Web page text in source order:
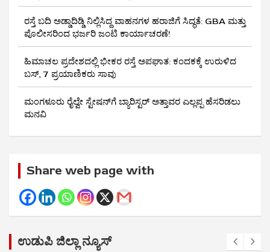
ರಸ್ತೆ ಬದಿ ಅಡ್ಡಾದಿಡ್ಡಿ ನಿಲ್ಲಿಸಿದ್ದ ವಾಹನಗಳ ಹರಾಜಿಗೆ ಸಿದ್ಧತೆ: GBA ಮತ್ತು
ಪೊಲೀಸರಿಂದ ಭರ್ಜರಿ ಜಂಟಿ ಕಾರ್ಯಾಚರಣೆ!
ಹಿಮಾಚಲ ಪ್ರದೇಶದಲ್ಲಿ ಭೀಕರ ರಸ್ತೆ ಅಪಘಾತ: ಕಂದಕಕ್ಕೆ ಉರುಳಿದ
ಬಸ್, 7 ಪ್ರಯಾಣಿಕರು ಸಾವು
ಮಂಗಳೂರು ರೈಲ್ವೇ ಸ್ಟೇಷನ್‌ಗೆ ಬ್ಯಾರಿಸ್ಟರ್‌ ಅತ್ತಾವರ ಎಲ್ಲಪ್ಪ ಹೆಸರಿಡಲು
ಮನವಿ
Share web page with
ಉಡುಪಿ ಜಿಲ್ಲಾ ನ್ಯೂಸ್